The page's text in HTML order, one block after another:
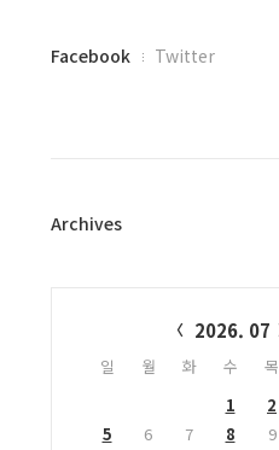
페
플
Facebook Twitter
Archives
2026. 07
일 월 화 수 목
1
2
5
6 7 8 9